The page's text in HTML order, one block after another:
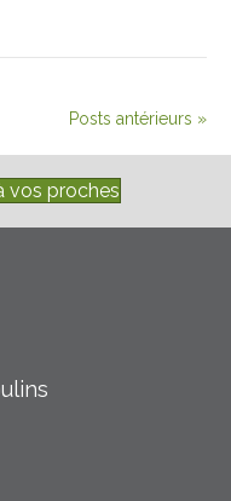
Posts antérieurs »
vos proches